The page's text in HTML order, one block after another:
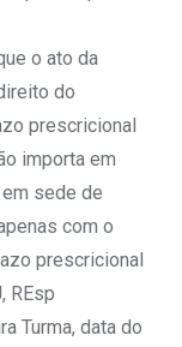
o ato da
do
prescricional
importa em
sede de
com o
prescricional
REsp
Turma, data do